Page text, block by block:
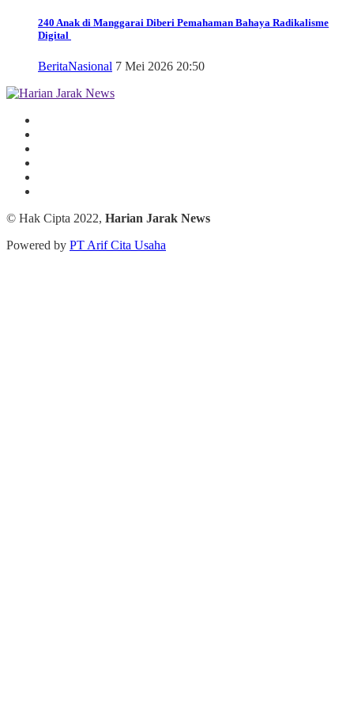
240 Anak di Manggarai Diberi Pemahaman Bahaya Radikalisme
Digital
BeritaNasional 7 Mei 2026 20:50
© Hak Cipta 2022, Harian Jarak News
Powered by PT Arif Cita Usaha